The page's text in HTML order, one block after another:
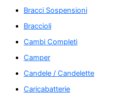
Bracci Sospensioni
Braccioli
Cambi Completi
Camper
Candele / Candelette
Caricabatterie